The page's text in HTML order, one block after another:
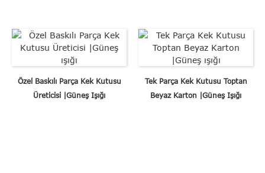
Özel Baskılı Parça Kek Kutusu
Üreticisi |Güneş Işığı
Tek Parça Kek Kutusu Toptan
Beyaz Karton |Güneş Işığı